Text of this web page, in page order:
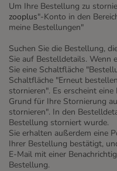
Um Ihre Bestellung zu
zooplus"-Konto in den
meine Bestellungen"
Suchen Sie die Bestellung,
Sie auf Bestelldetails. Wenn
Sie eine Schaltfläche
Schaltfläche "Erneut
stornieren". Es erscheint
Grund für Ihre Stornierung
stornieren". In den
Bestellung storniert wurde.
Sie erhalten außerdem eine
Ihrer Bestellung bestätigt,
E-Mail mit einer
Bestellung.